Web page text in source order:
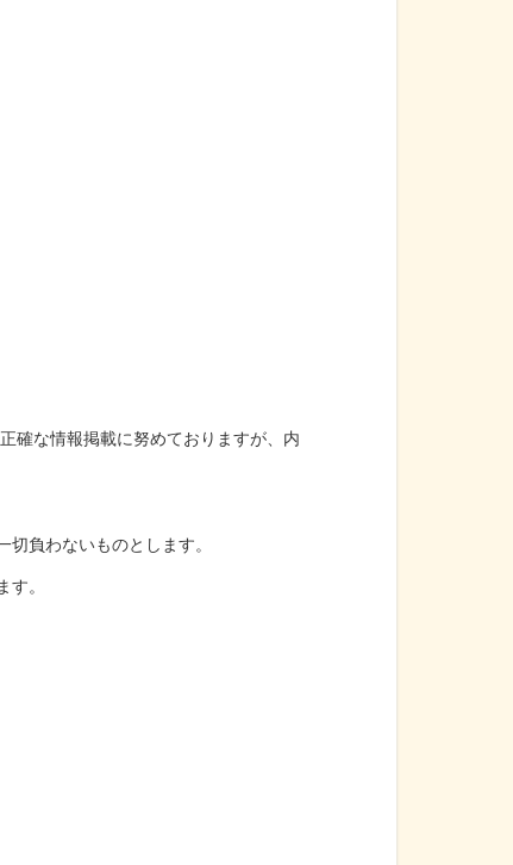
確な情報掲載に努めておりますが、内
切負わないものとします。
。